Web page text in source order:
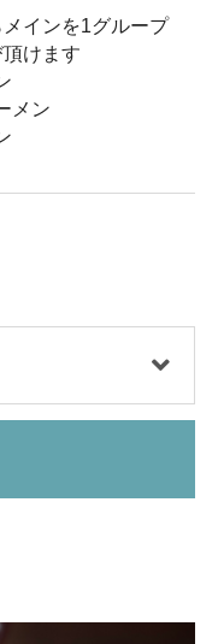
インを1グループ
けます
メン